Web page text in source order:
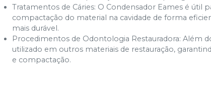
Tratamentos de Cáries: O Condensador Eames é útil
compactação do material na cavidade de forma
mais durável.
Procedimentos de Odontologia Restauradora: Além
utilizado em outros materiais de restauração,
e compactação.